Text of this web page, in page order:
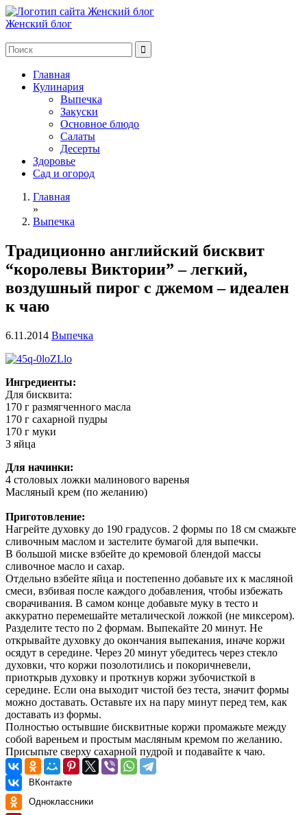
Женский блог
Главная
Кулинария
Выпечка
Закуски
Основное блюдо
Салаты
Десерты
Здоровье
Сад и огород
Главная
»
Выпечка
Традиционно английский бисквит
“королевы Виктории” – легкий,
воздушный пирог с джемом – идеален
к чаю
6.11.2014 Выпечка
Ингредиенты:
Для бисквита:
170 г размягченного масла
170 г сахарной пудры
170 г муки
3 яйца
Для начинки:
4 столовых ложки малинового варенья
Масляный крем (по желанию)
Приготовление:
Нагрейте духовку до 190 градусов. 2 формы по 18 см смажьте
сливочным маслом и застелите бумагой для выпечки.
В большой миске взбейте до кремовой блендой массы
сливочное масло и сахар.
Отдельно взбейте яйца и постепенно добавьте их к масляной
смеси, взбивая после каждого добавления, чтобы избежать
сворачивания. В самом конце добавьте муку в тесто и
аккуратно перемешайте металической ложкой (не миксером).
Разделите тесто по 2 формам. Выпекайте 20 минут. Не
открывайте духовку до окончания выпекания, иначе коржи
осядут в середине. Через 20 минут убедитесь через стекло
духовки, что коржи позолотились и покоричневели,
приоткрыв духовку и проткнув коржи зубочисткой в
середине. Если она выходит чистой без теста, значит формы
можно доставать. Оставьте их на пару минут перед тем, как
доставать из формы.
Полностью остывшие бисквитные коржи промажьте между
собой вареньем и простым масляным кремом по желанию.
Присыпьте сверху сахарной пудрой и подавайте к чаю.
ВКонтакте
Одноклассники